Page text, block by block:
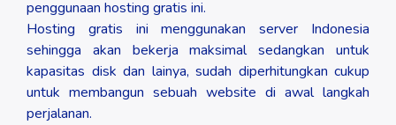
penggunaan hosting gratis ini.
Hosting gratis ini menggunakan server Indonesia
sehingga akan bekerja maksimal sedangkan untuk
kapasitas disk dan lainya, sudah diperhitungkan cukup
untuk membangun sebuah website di awal langkah
perjalanan.